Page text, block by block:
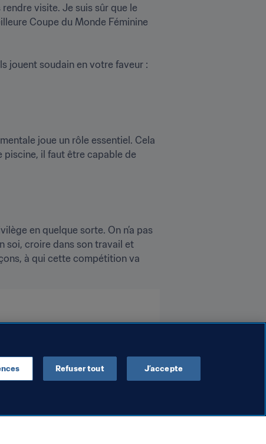
visite. Je suis sûr que le
Coupe du Monde Féminine
jouent soudain en votre faveur :
joue un rôle essentiel. Cela
il faut être capable de
en quelque sorte. On n’a pas
soi, croire dans son travail et
à qui cette compétition va
Refuser tout J’accepte